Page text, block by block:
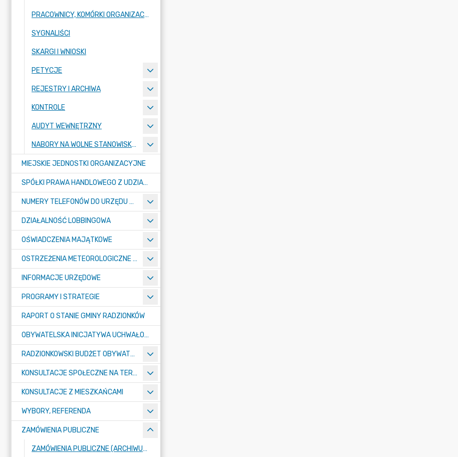
PRACOWNICY, KOMÓRKI ORGANIZACYJNE URZĘDU
SYGNALIŚCI
SKARGI I WNIOSKI
PETYCJE
REJESTRY I ARCHIWA
KONTROLE
AUDYT WEWNĘTRZNY
NABORY NA WOLNE STANOWISKA PRACY
MIEJSKIE JEDNOSTKI ORGANIZACYJNE
SPÓŁKI PRAWA HANDLOWEGO Z UDZIAŁEM GMINY
NUMERY TELEFONÓW DO URZĘDU MIASTA, MIEJSKICH JEDNOSTEK ORGANIZACYJNYCH ORAZ SPÓŁEK PRAWA HANDLOWEGO Z UDZIAŁEM GMINY
DZIAŁALNOŚĆ LOBBINGOWA
OŚWIADCZENIA MAJĄTKOWE
OSTRZEŻENIA METEOROLOGICZNE O ZŁYM STANIE POWIETRZA I INNE
INFORMACJE URZĘDOWE
PROGRAMY I STRATEGIE
RAPORT O STANIE GMINY RADZIONKÓW
OBYWATELSKA INICJATYWA UCHWAŁODAWCZA
RADZIONKOWSKI BUDŻET OBYWATELSKI
KONSULTACJE SPOŁECZNE NA TERENIE MIASTA RADZIONKÓW
KONSULTACJE Z MIESZKAŃCAMI
WYBORY, REFERENDA
ZAMÓWIENIA PUBLICZNE
ZAMÓWIENIA PUBLICZNE (ARCHIWUM BIP)